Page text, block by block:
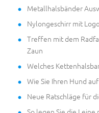
Metallhalsbänder
Nylongeschirr mit
Treffen mit dem
Zaun
Welches
Wie Sie Ihren Hund
Neue Ratschläge für